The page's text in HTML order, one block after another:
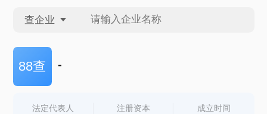
查企业
查企业
88查 -
法定代表人 注册资本 成立时间